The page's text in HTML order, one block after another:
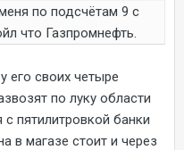
по подсчётам 9 с
что Газпромнефть.
его своих четыре
по луку области
пятилитровкой банки
в магазе стоит и через